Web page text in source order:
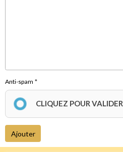
Anti-spam
CLIQUEZ POUR VALIDER
Ajouter